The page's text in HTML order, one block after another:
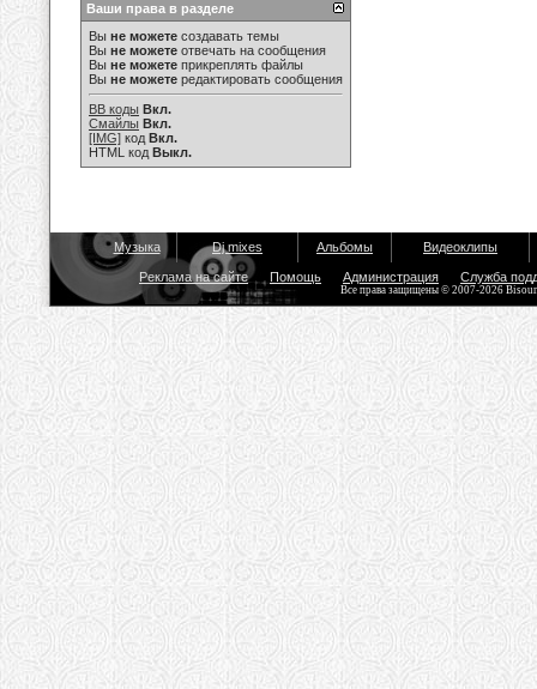
Ваши права в разделе
Вы не можете создавать темы
Вы не можете отвечать на сообщения
Вы не можете прикреплять файлы
Вы не можете редактировать сообщения
BB коды Вкл.
Смайлы Вкл.
[IMG] код Вкл.
HTML код Выкл.
Музыка Dj mixes Альбомы Видеоклипы
Реклама на сайте Помощь Администрация Служба
Все права защищены © 2007-2026